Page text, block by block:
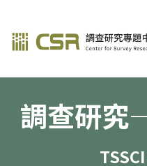
調查研究—方
調查研究